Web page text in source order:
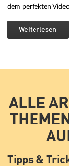
dem perfekten
Weiterlesen
ALLE
Tipps &